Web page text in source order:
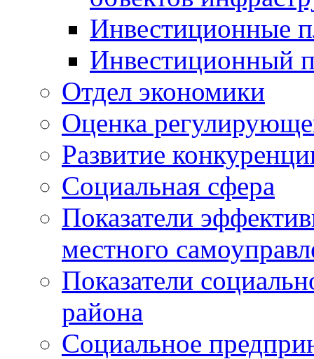
Инвестиционные
Инвестиционный
Отдел экономики
Оценка
Развитие
Социальная сфера
Показатели
местного
Показатели
района
Социальное